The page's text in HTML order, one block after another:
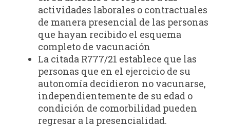
actividades laborales o contractuales
de manera presencial de las personas
que hayan recibido el esquema
completo de vacunación
La citada R777/21 establece que las
personas que en el ejercicio de su
autonomía decidieron no vacunarse,
independientemente de su edad o
condición de comorbilidad pueden
regresar a la presencialidad.